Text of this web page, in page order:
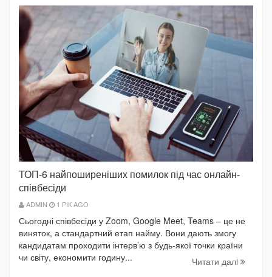
ТОП-6 найпоширеніших помилок під час онлайн-
співбесіди
ADMIN 1 РІК AGO
Сьогодні співбесіди у Zoom, Google Meet, Teams – це не
виняток, а стандартний етап найму. Вони дають змогу
кандидатам проходити інтерв’ю з будь-якої точки країни
чи світу, економити годину...
Читати далi